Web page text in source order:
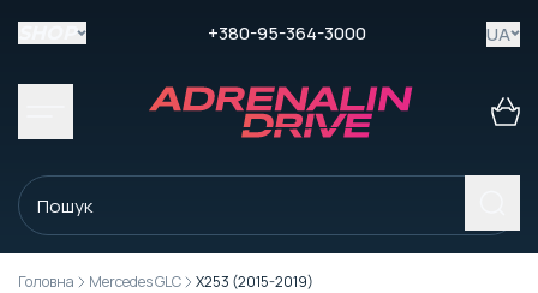
+380-95-364-3000 UA
Головна Mercedes GLC X253 (2015-2019)